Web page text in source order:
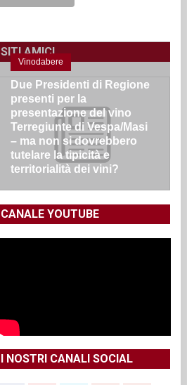
SITI AMICI
Vinodabere
Due Presidenti di Regione
presenti per la
presentazione del vino
Terregiunte di Vespa/Masi
– ma non si dovrebbero
tutelare la tipicità e
territorialità dei vini?
CANALE YOUTUBE
I NOSTRI CANALI SOCIAL